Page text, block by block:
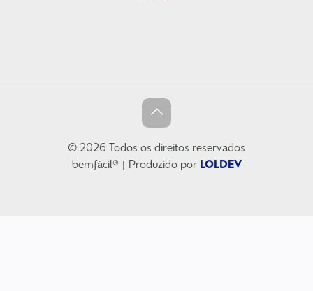
© 2026 Todos os direitos reservados
bemfácil® | Produzido por LOLDEV